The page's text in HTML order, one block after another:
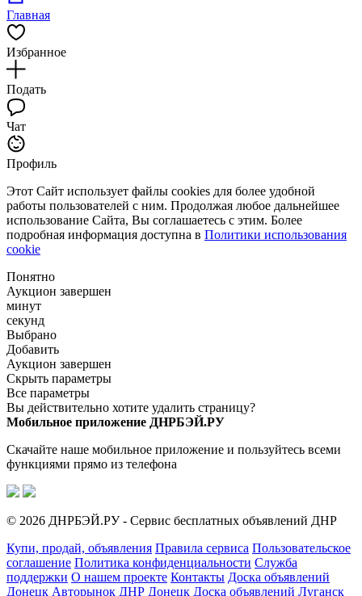
Главная
Избранное
Подать
Чат
Профиль
Этот Сайт использует файлы cookies для более удобной
работы пользователей с ним. Продолжая любое дальнейшее
использование Сайта, Вы соглашаетесь с этим. Более
подробная информация доступна в Политики использования
cookie
Понятно
Аукцион завершен
минут
секунд
Выбрано
Добавить
Аукцион завершен
Скрыть параметры
Все параметры
Вы действительно хотите удалить страницу?
Мобильное приложение ДНРБЭЙ.РУ
Скачайте наше мобильное приложение и пользуйтесь всеми
функциями прямо из телефона
© 2026 ДНРБЭЙ.РУ - Сервис бесплатных объявлений ДНР
Купи, продай, объявления Правила сервиса Пользовательское
соглашение Политика конфиденциальности Служба
поддержки О нашем проекте Контакты Доска объявлений
Донецк Авторынок ДНР Донецк Доска объявлений Луганск